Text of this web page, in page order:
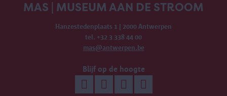
MAS | MUSEUM AAN DE STROOM
Hanzestedenplaats 1 | 2000 Antwerpen
tel. +32 3 338 44 00
mas@antwerpen.be
Blijf op de hoogte